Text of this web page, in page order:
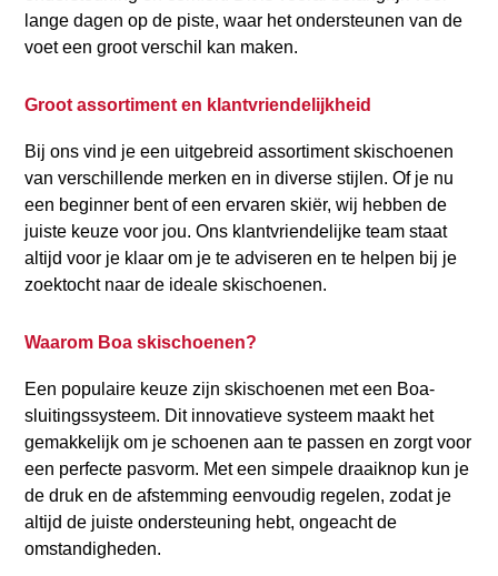
lange dagen op de piste, waar het ondersteunen van de
voet een groot verschil kan maken.
Groot assortiment en klantvriendelijkheid
Bij ons vind je een uitgebreid assortiment skischoenen
van verschillende merken en in diverse stijlen. Of je nu
een beginner bent of een ervaren skiër, wij hebben de
juiste keuze voor jou. Ons klantvriendelijke team staat
altijd voor je klaar om je te adviseren en te helpen bij je
zoektocht naar de ideale skischoenen.
Waarom Boa skischoenen?
Een populaire keuze zijn skischoenen met een Boa-
sluitingssysteem. Dit innovatieve systeem maakt het
gemakkelijk om je schoenen aan te passen en zorgt voor
een perfecte pasvorm. Met een simpele draaiknop kun je
de druk en de afstemming eenvoudig regelen, zodat je
altijd de juiste ondersteuning hebt, ongeacht de
omstandigheden.